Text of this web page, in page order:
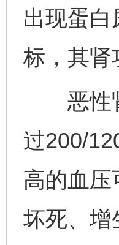
出现蛋
标，其肾
恶性肾
过200/
高的血压
坏死、增